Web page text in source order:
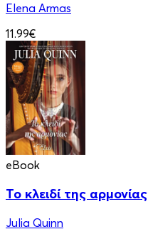
Elena Armas
11.99€
eBook
Το κλειδί της αρμονίας
Julia Quinn